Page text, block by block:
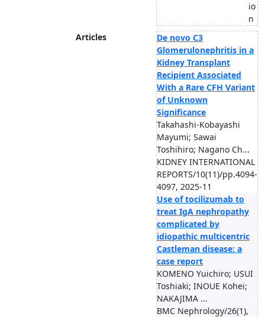
io
n
Articles
De novo C3
Glomerulonephritis in a
Kidney Transplant
Recipient Associated
With a Rare CFH Variant
of Unknown
Significance
Takahashi-Kobayashi
Mayumi; Sawai
Toshihiro; Nagano Ch...
KIDNEY INTERNATIONAL
REPORTS/10(11)/pp.4094-
4097, 2025-11
Use of tocilizumab to
treat IgA nephropathy
complicated by
idiopathic multicentric
Castleman disease: a
case report
KOMENO Yuichiro; USUI
Toshiaki; INOUE Kohei;
NAKAJIMA ...
BMC Nephrology/26(1),